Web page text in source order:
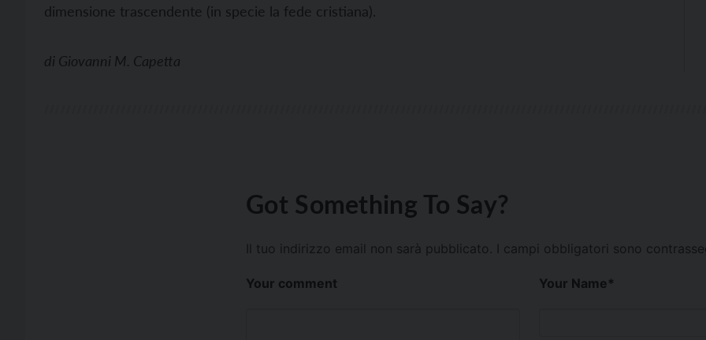
dimensione trascendente (in specie la fede cristiana).
di Giovanni M. Capetta
Got Something To Say?
Il tuo indirizzo email non sarà pubblicato. I campi obbligatori sono
Your comment Your Name*